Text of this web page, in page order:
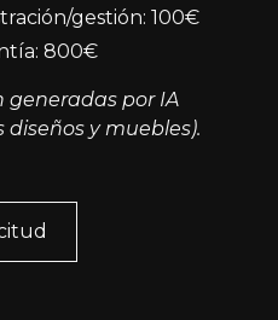
gestión: 100€
800€
generadas por IA
y muebles).